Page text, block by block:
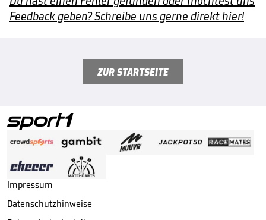
Feedback geben? Schreibe uns gerne direkt hier!
ZUR STARTSEITE
Impressum
Datenschutzhinweise